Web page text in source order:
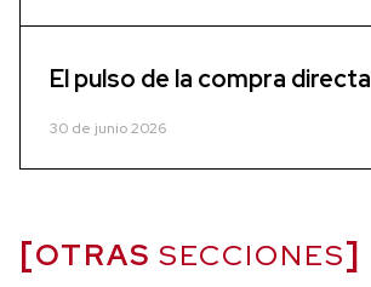
El pulso de la compra directa
30 de junio 2026
OTRAS SECCIONES